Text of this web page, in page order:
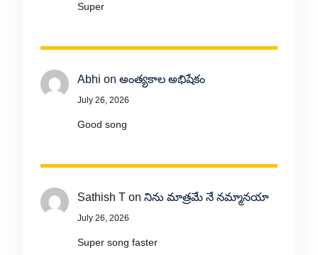
Super
Abhi on అంత్యకాల అభిషేకం
July 26, 2026
Good song
Sathish Ton నిను మాత్రమే నే నమ్మానయా
July 26, 2026
Super song faster